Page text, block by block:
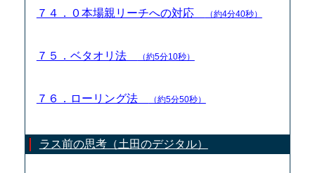
７４．０本場親リーチへの対応 （約4分40秒）
７５．ベタオリ法 （約5分10秒）
７６．ローリング法 （約5分50秒）
ラス前の思考（土田のデジタル）